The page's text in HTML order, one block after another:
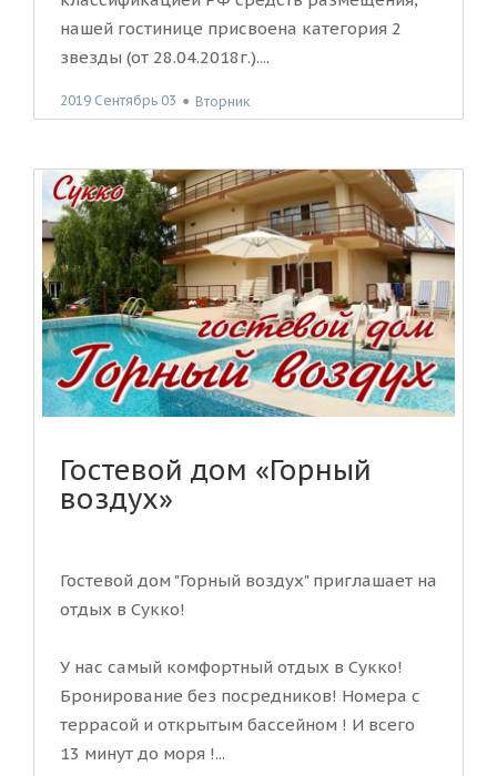
нашей гостинице присвоена категория 2
звезды (от 28.04.2018г.)....
2019 Сентябрь 03 ● Вторник
Гостевой дом «Горный
воздух»
Гостевой дом "Горный воздух" приглашает на
отдых в Сукко!
У нас самый комфортный отдых в Сукко!
Бронирование без посредников! Номера с
террасой и открытым бассейном ! И всего
13 минут до моря !...